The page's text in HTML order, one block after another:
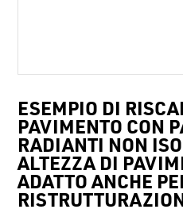
ESEMPIO DI
PAVIMENTO CON
RADIANTI NON
ALTEZZA DI
ADATTO ANCHE